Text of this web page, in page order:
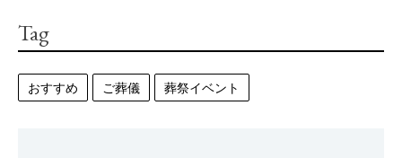
Tag
おすすめ ご葬儀 葬祭イベント